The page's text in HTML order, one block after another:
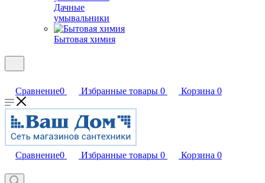
Дачные
умывальники
Бытовая химия
Сравнение0 Избранные товары 0 Корзина 0
Сравнение0 Избранные товары 0 Корзина 0